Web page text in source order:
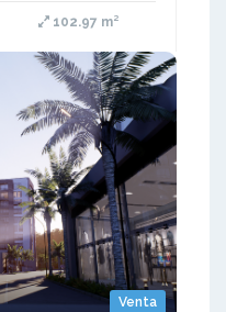
102.97 m²
Venta